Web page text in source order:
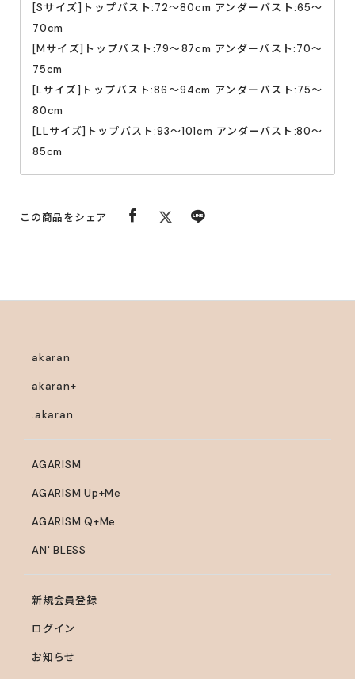
・生地部分に爪を立て、無理に引っ張ると破れるおそれが
あります。着脱の際はご注意ください。
・本来の目的以外でのご使用はおやめください。
・手洗いを推奨しておりますが、洗濯機で洗われる場合は
洗濯ネットに入れて洗ってください。
・色落ちする恐れがありますので他の物と一緒の洗濯はお
控えください。
・妊娠されている方、妊娠の可能性のあるかたのご利用は
お控え下さい。
[Sサイズ]トップバスト:72〜80cm アンダーバスト:65〜
70cm
[Mサイズ]トップバスト:79〜87cm アンダーバスト:70〜
75cm
[Lサイズ]トップバスト:86〜94cm アンダーバスト:75〜
80cm
[LLサイズ]トップバスト:93〜101cm アンダーバスト:80〜
85cm
この商品をシェア
akaran
akaran+
.akaran
AGARISM
AGARISM Up+Me
AGARISM Q+Me
AN' BLESS
新規会員登録
ログイン
お知らせ